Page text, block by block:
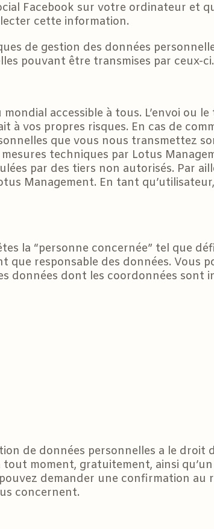
Facebook sur votre ordinateur et
cette information.
de gestion des données
pouvant être transmises par ceux-ci.
accessible à tous. L’envoi ou
vos propres risques. En cas de
que vous nous transmettez
techniques par Lotus
par des tiers non autorisés. Par
Management. En tant
la “personne concernée” tel que
responsable des données. Vous
données dont les coordonnées sont
de données personnelles a le droit
moment, gratuitement, ainsi qu’un
demander une confirmation
concernent.